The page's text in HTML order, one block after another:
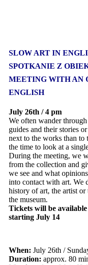
SLOW ART IN
SPOTKANIE Z
MEETING WITH AN
ENGLISH
July 26th / 4 pm
We often wander
guides and their stories
next to the works than to
the time to look at a
During the meeting, we
from the collection and
we see and what
into contact with art. We
history of art, the artist
the museum.
Tickets will be
starting July 14
When: July 26th /
Duration: approx. 80